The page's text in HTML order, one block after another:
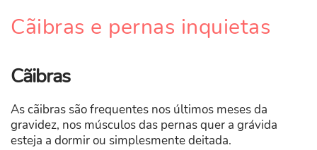
Cãibras e pernas inquietas
Cãibras
As cãibras são frequentes nos últimos meses da
gravidez, nos músculos das pernas quer a grávida
esteja a dormir ou simplesmente deitada.